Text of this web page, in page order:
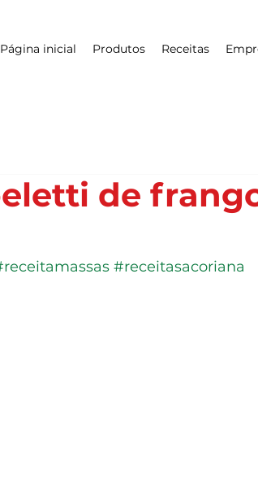
Página inicial Produtos Receitas
de
#receitasacoriana